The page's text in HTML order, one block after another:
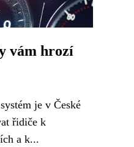
vám hrozí
je v České
řidiče k
a k...